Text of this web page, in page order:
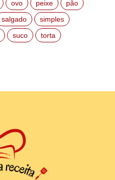
ovo peixe
pão
salgado
simples
suco torta